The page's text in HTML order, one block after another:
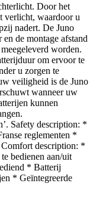
Door het
verlicht, waardoor u
nadert. De Juno
de montage afstand
worden.
om ervoor te
u zorgen te
veiligheid is de Juno
wanneer uw
kunnen
Safety description: *
reglementen *
Comfort description: *
bedienen aan/uit
* Batterij
* Geïntegreerde